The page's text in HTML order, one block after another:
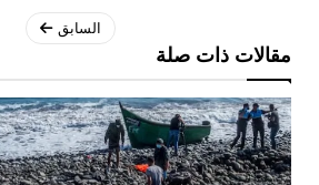
السابق
مقالات ذات صلة